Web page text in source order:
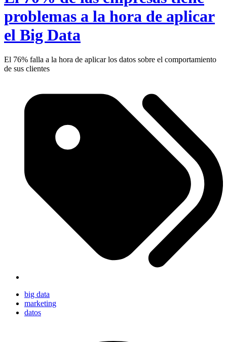
problemas a la hora de aplicar
el Big Data
El 76% falla a la hora de aplicar los datos sobre el comportamiento
de sus clientes
big data
marketing
datos